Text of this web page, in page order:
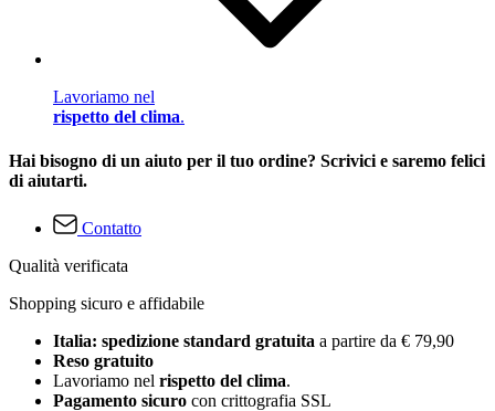
Lavoriamo nel
rispetto del clima.
Hai bisogno di un aiuto per il tuo ordine? Scrivici e saremo felici
di aiutarti.
Contatto
Qualità verificata
Shopping sicuro e affidabile
Italia: spedizione standard gratuita a partire da € 79,90
Reso gratuito
Lavoriamo nel rispetto del clima.
Pagamento sicuro con crittografia SSL